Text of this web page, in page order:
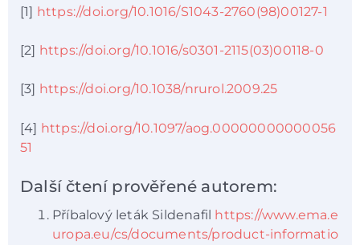
[1] https://doi.org/10.1016/S1043-2760(98)00127-1
[2] https://doi.org/10.1016/s0301-2115(03)00118-0
[3] https://doi.org/10.1038/nrurol.2009.25
[4] https://doi.org/10.1097/aog.00000000000056
51
Další čtení prověřené autorem:
Příbalový leták Sildenafil https://www.ema.e
uropa.eu/cs/documents/product-informatio